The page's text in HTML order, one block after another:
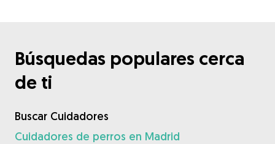
Búsquedas populares cerca
de ti
Buscar Cuidadores
Cuidadores de perros en Madrid